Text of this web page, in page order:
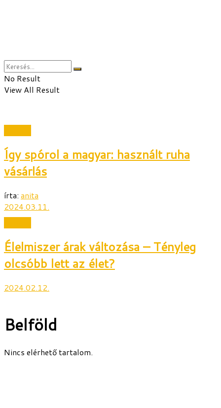
No Result
View All Result
Így spórol a magyar: használt ruha
vásárlás
írta: anita
2024.03.11.
Élelmiszer árak változása – Tényleg
olcsóbb lett az élet?
2024.02.12.
Belföld
Nincs elérhető tartalom.